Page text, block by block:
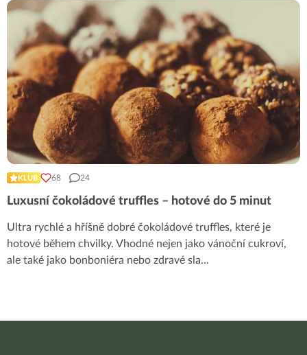
KLUB 68 24
Luxusní čokoládové truffles – hotové do 5 minut
Ultra rychlé a hříšně dobré čokoládové truffles, které je
hotové během chvilky. Vhodné nejen jako vánoční cukroví,
ale také jako bonboniéra nebo zdravé sla...